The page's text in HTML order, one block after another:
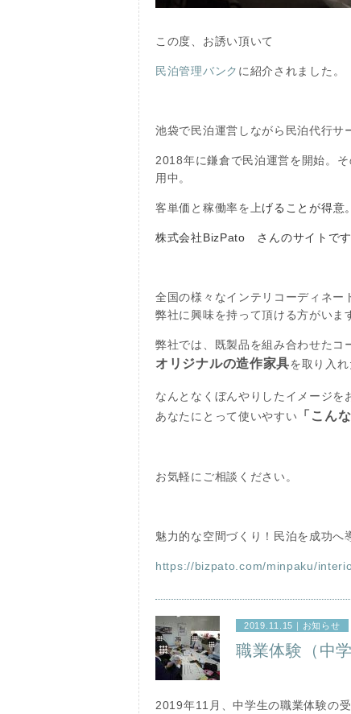
この度、お誘い頂いて
民泊管理バンク に紹介されました。
池袋で民泊運営しながら民泊代行サ
2018年に鎌倉で民泊運営を開始。
用中。
客単価と稼働率を上げることが得意
株式会社BizPato さんのサイトです
全国の様々なインテリコーディネー
弊社に興味を持って頂ける方がいま
弊社では、既製品を組み合わせたコ
オリジナルの造作家具を取り入れ
なんとなくぼんやりしたイメージを
あなたにとって使いやすい
「こん
お気軽にご相談ください。
魅力的な空間づくり！民泊を成功へ
https://bizpato.com/minpaku/
2019.11.15｜ お知らせ
職業体験（中学
2019年11月、中学生の職業体験の